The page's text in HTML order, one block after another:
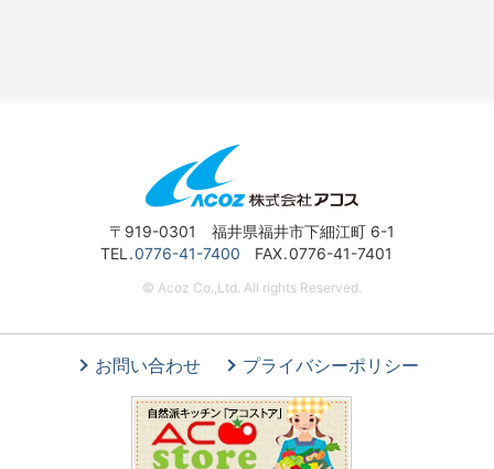
〒919-0301 福井県福井市下細江町 6-1
TEL 0776-41-7400 FAX 0776-41-7401
© Acoz Co.,Ltd. All rights Reserved.
お問い合わせ プライバシーポリシー